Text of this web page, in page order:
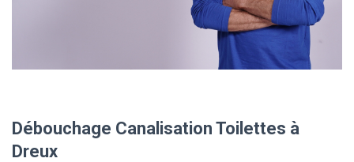
Débouchage Canalisation Toilettes à
Dreux